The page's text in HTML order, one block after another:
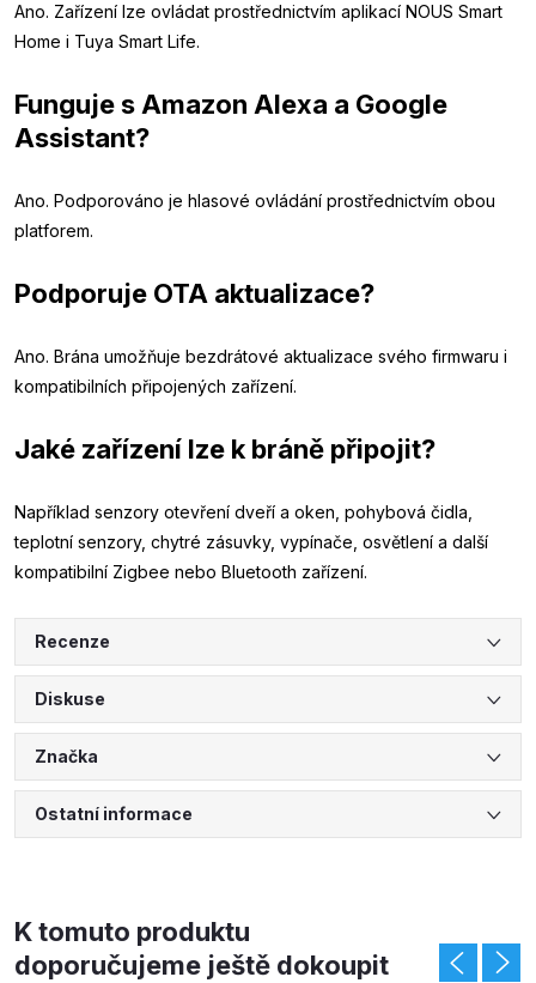
Ano. Zařízení lze ovládat prostřednictvím aplikací NOUS Smart
Home i Tuya Smart Life.
Funguje s Amazon Alexa a Google
Assistant?
Ano. Podporováno je hlasové ovládání prostřednictvím obou
platforem.
Podporuje OTA aktualizace?
Ano. Brána umožňuje bezdrátové aktualizace svého firmwaru i
kompatibilních připojených zařízení.
Jaké zařízení lze k bráně připojit?
Například senzory otevření dveří a oken, pohybová čidla,
teplotní senzory, chytré zásuvky, vypínače, osvětlení a další
kompatibilní Zigbee nebo Bluetooth zařízení.
Recenze
Diskuse
Značka
Ostatní informace
K tomuto produktu
doporučujeme ještě dokoupit